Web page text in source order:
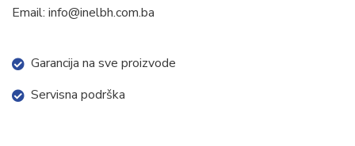
Email: info@inelbh.com.ba
Garancija na sve proizvode
Servisna podrška